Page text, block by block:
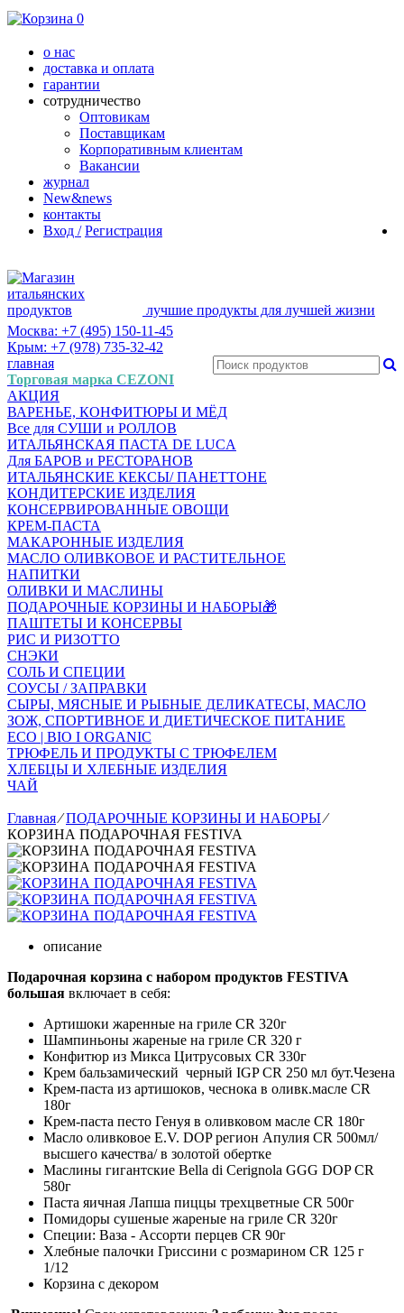
0
о нас
доставка и оплата
гарантии
сотрудничество
Оптовикам
Поставщикам
Корпоративным клиентам
Вакансии
журнал
New&news
контакты
Вход / Регистрация
лучшие продукты для лучшей жизни
Москва: +7 (495) 150-11-45
Крым: +7 (978) 735-32-42
главная
Торговая марка CEZONI
АКЦИЯ
ВАРЕНЬЕ, КОНФИТЮРЫ И МЁД
Все для СУШИ и РОЛЛОВ
ИТАЛЬЯНСКАЯ ПАСТА DE LUCA
Для БАРОВ и РЕСТОРАНОВ
ИТАЛЬЯНСКИЕ КЕКСЫ/ ПАНЕТТОНЕ
КОНДИТЕРСКИЕ ИЗДЕЛИЯ
КОНСЕРВИРОВАННЫЕ ОВОЩИ
КРЕМ-ПАСТА
МАКАРОННЫЕ ИЗДЕЛИЯ
МАСЛО ОЛИВКОВОЕ И РАСТИТЕЛЬНОЕ
НАПИТКИ
ОЛИВКИ И МАСЛИНЫ
ПОДАРОЧНЫЕ КОРЗИНЫ И НАБОРЫ🎁
ПАШТЕТЫ И КОНСЕРВЫ
РИС И РИЗОТТО
СНЭКИ
СОЛЬ И СПЕЦИИ
СОУСЫ / ЗАПРАВКИ
СЫРЫ, МЯСНЫЕ И РЫБНЫЕ ДЕЛИКАТЕСЫ, МАСЛО
ЗОЖ, СПОРТИВНОЕ И ДИЕТИЧЕСКОЕ ПИТАНИЕ
ECO | BIO I ORGANIC
ТРЮФЕЛЬ И ПРОДУКТЫ С ТРЮФЕЛЕМ
ХЛЕБЦЫ И ХЛЕБНЫЕ ИЗДЕЛИЯ
ЧАЙ
Главная⁄ПОДАРОЧНЫЕ КОРЗИНЫ И НАБОРЫ ⁄
КОРЗИНА ПОДАРОЧНАЯ FESTIVA
описание
Подарочная корзина с набором продуктов FESTIVA
большая включает в себя:
Артишоки жаренные на гриле CR 320г
Шампиньоны жареные на гриле CR 320 г
Конфитюр из Микса Цитрусовых CR 330г
Крем бальзамический черный IGP CR 250 мл бут.Чезена
Крем-паста из артишоков, чеснока в оливк.масле CR
180г
Крем-паста песто Генуя в оливковом масле CR 180г
Масло оливковое E.V. DOP регион Апулия CR 500мл/
высшего качества/ в золотой обертке
Маслины гигантские Bella di Cerignola GGG DOP CR
580г
Паста яичная Лапша пиццы трехцветные CR 500г
Помидоры сушеные жареные на гриле CR 320г
Специи: Ваза - Ассорти перцев CR 90г
Хлебные палочки Гриссини с розмарином CR 125 г
1/12
Корзина с декором